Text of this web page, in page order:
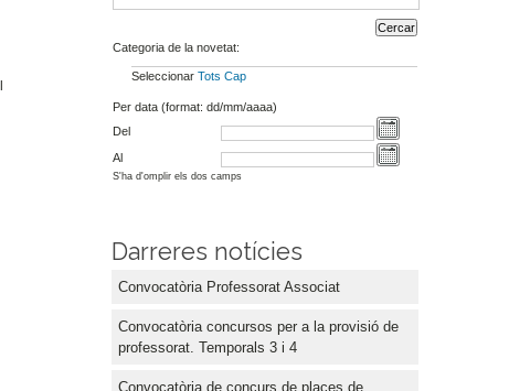
Categoria de la novetat:
Seleccionar Tots Cap
Per data (format: dd/mm/aaaa)
Del
Al
S'ha d'omplir els dos camps
Darreres notícies
Convocatòria Professorat Associat
Convocatòria concursos per a la provisió de
professorat. Temporals 3 i 4
Convocatòria de concurs de places de